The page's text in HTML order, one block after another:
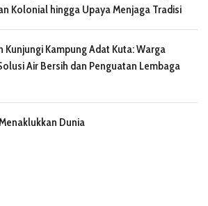
Kolonial hingga Upaya Menjaga Tradisi
Kunjungi Kampung Adat Kuta: Warga
Air Bersih dan Penguatan Lembaga
Dunia